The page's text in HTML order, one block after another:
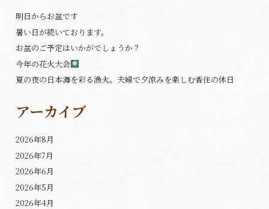
明日からお盆です
暑い日が続いております。
お盆のご予定はいかがでしょうか？
今年の花火大会
夏の夜の日本海を彩る漁火。夫婦で夕涼みを楽しむ香住の休日
アーカイブ
2026年8月
2026年7月
2026年6月
2026年5月
2026年4月